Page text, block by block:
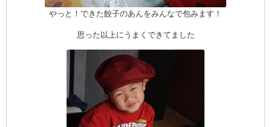
やっと！できた餃子のあんをみんなで包みます！
思った以上にうまくできてました